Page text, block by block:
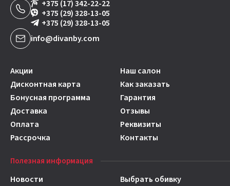
+375 (17) 342-22-22
+375 (29) 328-13-05
+375 (29) 328-13-05
info@divanby.com
Акции
Наш салон
Дисконтная карта
Как заказать
Бонусная программа
Гарантия
Доставка
Отзывы
Оплата
Реквизиты
Рассрочка
Контакты
Полезная информация
Новости
Выбрать обивку